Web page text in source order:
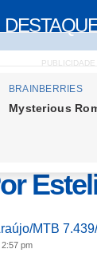
PUBLICIDADE
MTB
pm